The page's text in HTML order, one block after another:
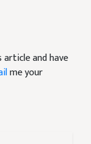
article and have
me your